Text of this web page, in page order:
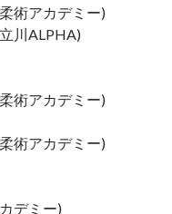
術アカデミー)
川ALPHA)
術アカデミー)
術アカデミー)
デミー)